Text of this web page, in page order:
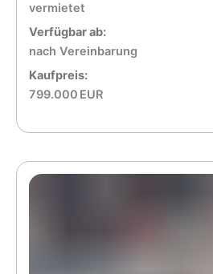
vermietet
Verfügbar ab:
nach Vereinbarung
Kaufpreis:
799.000 EUR